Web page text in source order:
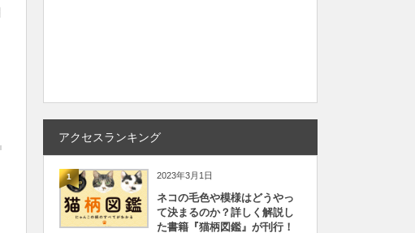
アクセスランキング
1 2023年3月1日
ネコの毛色や模様はどうやっ
て決まるのか？詳しく解説し
た書籍『猫柄図鑑』が刊行！